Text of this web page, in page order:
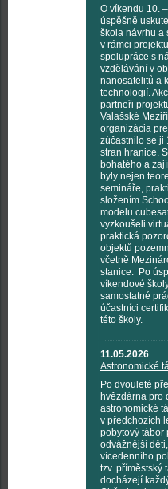
O víkendu 10.
úspěšně
škola návrhu a
v rámci
spolupráce s
vzdělávání v
nanosatelitů a
technologií.
partneři
Valašské
organizácia
zúčastnilo se ji
stran hranice.
bohatého a
byly nejen
semináře,
složením
modelu
vyzkoušeli
praktická
objektů
včetně
stanice. Po
víkendové
samostatné
účastníci
této školy.
11.05.2026
Astronomické
Po dvouleté
hvězdárna pro
astronomické
v předchozích
pobytový tábor
odvážnější
vícedenního
tzv. příměstský
docházejí